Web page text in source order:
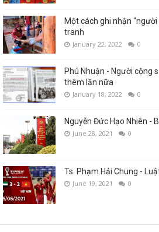
Một cách ghi nhận
tranh
January 22, 2022 0
Phú Nhuận - Người cộng
thêm lần nữa
January 18, 2022 0
Nguyễn Đức Hạo Nhiên -
June 28, 2021 0
Ts. Phạm Hải Chung -
June 19, 2021 0